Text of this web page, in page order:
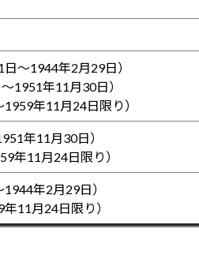
～1944年2月29日）
1951年11月30日）
年11月24日限り）
年11月30日）
年11月24日限り）
年2月29日）
11月24日限り）